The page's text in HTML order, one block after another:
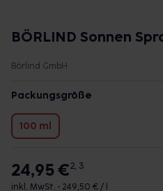
BÖRLIND Sonnen
Börlind GmbH
Packungsgröße
100 ml
24,95 €2, 3
inkl. MwSt. • 249,50 € / l